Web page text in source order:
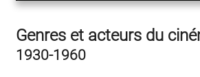
Genres et acteurs du
1930-1960